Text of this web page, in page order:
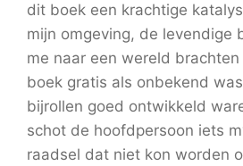
dit boek een krachtige
mijn omgeving, de levendige
me naar een wereld
boek gratis als onbekend
bijrollen goed ontwikkeld
schot de hoofdpersoon iets
raadsel dat niet kon worden